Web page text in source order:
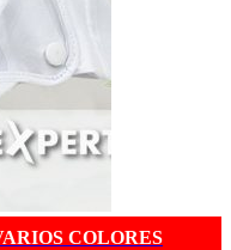
COLORES